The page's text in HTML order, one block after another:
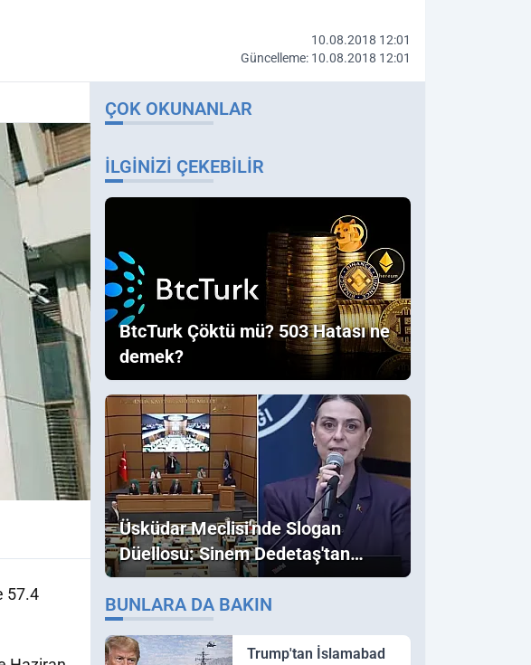
10.08.2018 12:01
Güncelleme: 10.08.2018 12:01
57.4
ÇOK OKUNANLAR
İLGINIZI ÇEKEBILIR
BtcTurk Çöktü mü? 503 Hatası ne
demek?
Üsküdar Meclisi'nde Slogan
Düellosu: Sinem Dedetaş'tan
Ezber Bozan "Erdoğan" ve
"İmamoğlu" Çıkışı!
BUNLARA DA BAKIN
Trump'tan İslamabad